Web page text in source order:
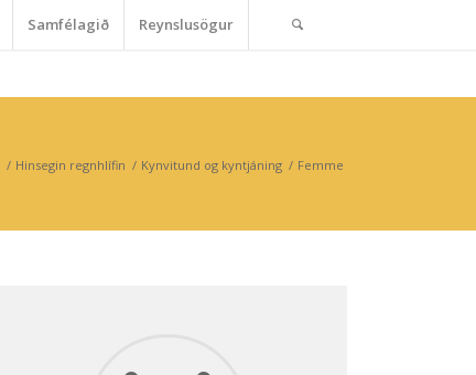
Samfélagið Reynslusögur
/ Hinsegin regnhlífin / Kynvitund og kyntjáning / Femme